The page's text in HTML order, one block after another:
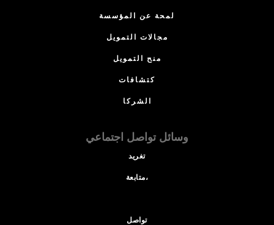
لمحة عن المؤسسة
مجالات التمويل
منح التمويل
كتشافات
الشركا
وسائل تواصل اجتماعي
تغريد
متابعة،
تواصل